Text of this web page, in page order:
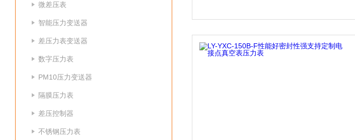
微差压表
智能压力变送器
差压力表变送器
数字压力表
PM10压力变送器
隔膜压力表
差压控制器
不锈钢压力表